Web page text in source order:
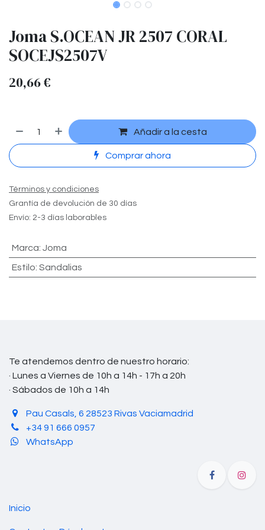
Joma S.OCEAN JR 2507 CORAL
SOCEJS2507V
20,66€
Añadir a la cesta
Comprar ahora
Términos y condiciones
Grantía de devolución de 30 días
Envío: 2-3 días laborables
Marca: Joma
Estilo: Sandalias
Te atendemos dentro de nuestro horario:
· Lunes a Viernes de 10h a 14h - 17h a 20h
· Sábados de 10h a 14h
Pau Casals, 6 28523 Rivas Vaciamadrid
+34 91 666 0957
WhatsApp
Inicio